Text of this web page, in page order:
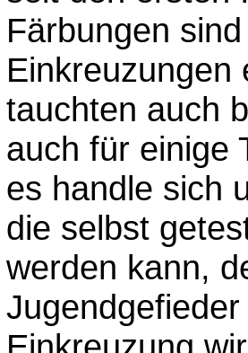
Färbungen
Einkreuzungen
tauchten auch
auch für einige
es handle sich
die selbst
werden kann,